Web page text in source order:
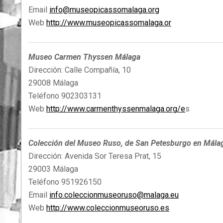
Email info@museopicassomalaga.org
Web http://www.museopicassomalaga.or
Museo Carmen Thyssen Málaga
Dirección: Calle Compañía, 10
29008 Málaga
Teléfono 902303131
Web http://www.carmenthyssenmalaga.org/es
Colección del Museo Ruso, de San Petesburgo en
Dirección: Avenida Sor Teresa Prat, 15
29003 Málaga
Teléfono 951926150
Email info.coleccionmuseoruso@malaga.eu
Web http://www.coleccionmuseoruso.es